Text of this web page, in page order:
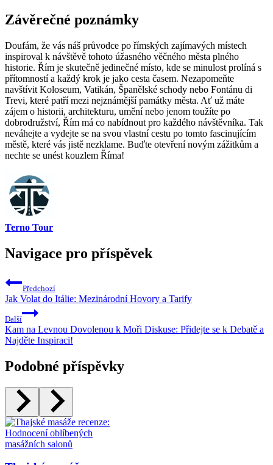
Závěrečné poznámky
Doufám, že vás náš průvodce po římských zajímavých místech
inspiroval k návštěvě tohoto úžasného věčného města plného
historie. Řím je skutečně jedinečné místo, kde se minulost prolíná s
přítomností a každý krok je jako cesta časem. Nezapomeňte
navštívit Koloseum, Vatikán, Španělské schody nebo Fontánu di
Trevi, které patří mezi nejznámější památky města. Ať už máte
zájem o historii, architekturu, umění nebo jenom toužíte po
dobrodružství, Řím má co nabídnout pro každého návštěvníka. Tak
neváhejte a vydejte se na svou vlastní cestu po tomto fascinujícím
městě, které vás jistě nezklame. Buďte otevření novým zážitkům a
nechte se unést kouzlem Říma!
Terno Tour
Navigace pro příspěvek
Předchozí
Jak Volat do Itálie: Mezinárodní Hovory a Tarify
Další
Kam na Levnou Dovolenou k Moři Diskuse: Přidejte se k Debatě a
Najděte Inspiraci!
Podobné příspěvky